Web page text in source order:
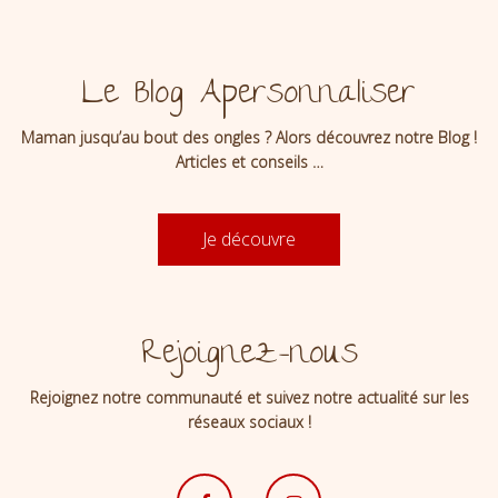
Le Blog Apersonnaliser
Maman jusqu’au bout des ongles ? Alors découvrez notre Blog !
Articles et conseils …
Je découvre
Rejoignez-nous
Rejoignez notre communauté et suivez notre actualité sur les
réseaux sociaux !